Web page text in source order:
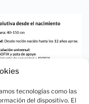
tecnologías como las
del dispositivo. El